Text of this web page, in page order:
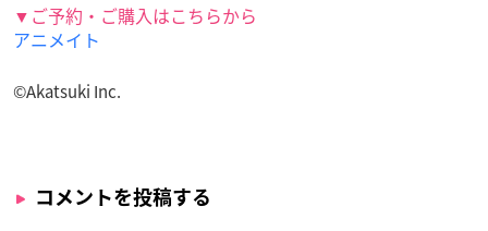
▼ご予約・ご購入はこちらから
アニメイト
©Akatsuki Inc.
コメントを投稿する